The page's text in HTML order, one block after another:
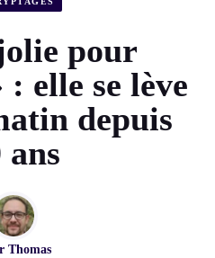
pour
elle se lève
depuis
ans
Thomas